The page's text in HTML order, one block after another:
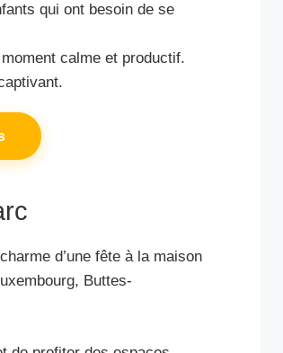
qui ont besoin de se
calme et productif.
d’une fête à la maison
Buttes-